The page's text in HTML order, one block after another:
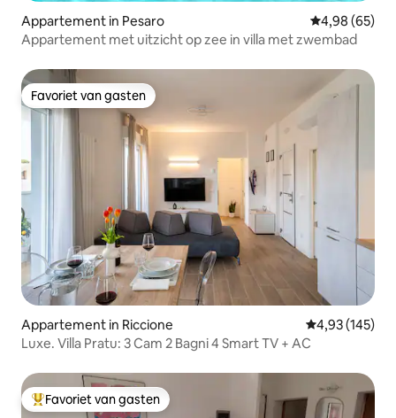
Appartement in Pesaro Gemiddelde
4,98 (65)
Appartement met uitzicht op zee in villa met zwembad
Favoriet van gasten
Favoriet van gasten
Appartement in Riccione Gemiddelde
4,93 (145)
Luxe. Villa Pratu: 3 Cam 2 Bagni 4 Smart TV + AC
Topfavoriet van gasten
Favoriet van gasten